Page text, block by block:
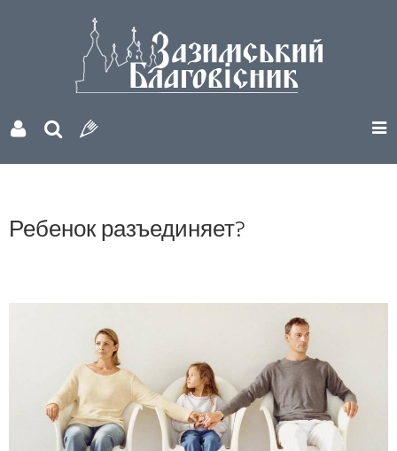
Ребенок разъединяет?